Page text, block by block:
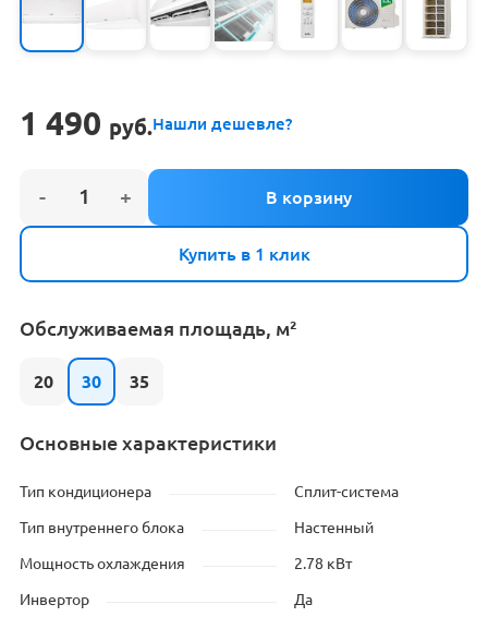
1 490 руб.Нашли дешевле?
Купить в 1 клик
Обслуживаемая площадь, м²
20 30 35
Основные характеристики
Тип кондиционера Сплит-система
Тип внутреннего блока Настенный
Мощность охлаждения 2.78 кВт
Инвертор Да